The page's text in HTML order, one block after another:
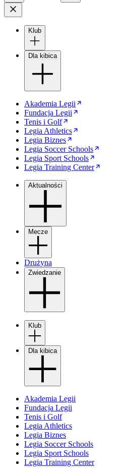
Klub
Dla kibica
Akademia Legii
Fundacja Legii
Tenis i Golf
Legia Athletics
Legia Biznes
Legia Soccer Schools
Legia Sport Schools
Legia Training Center
Aktualności
Mecze
Drużyna
Zwiedzanie
Klub
Dla kibica
Akademia Legii
Fundacja Legii
Tenis i Golf
Legia Athletics
Legia Biznes
Legia Soccer Schools
Legia Sport Schools
Legia Training Center